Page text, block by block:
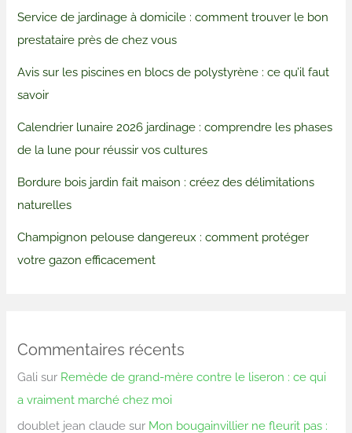
Service de jardinage à domicile : comment trouver le bon
prestataire près de chez vous
Avis sur les piscines en blocs de polystyrène : ce qu’il faut
savoir
Calendrier lunaire 2026 jardinage : comprendre les phases
de la lune pour réussir vos cultures
Bordure bois jardin fait maison : créez des délimitations
naturelles
Champignon pelouse dangereux : comment protéger
votre gazon efficacement
Commentaires récents
Gali sur Remède de grand-mère contre le liseron : ce qui
a vraiment marché chez moi
doublet jean claude sur Mon bougainvillier ne fleurit pas :